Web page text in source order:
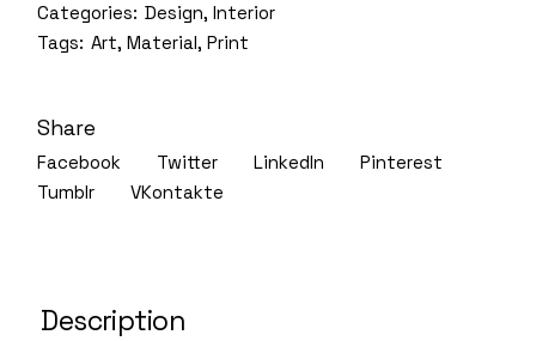
Categories: Design,Interior
Tags: Art,Material,Print
Share
Facebook Twitter LinkedIn
Pinterest
Tumblr
VKontakte
Description